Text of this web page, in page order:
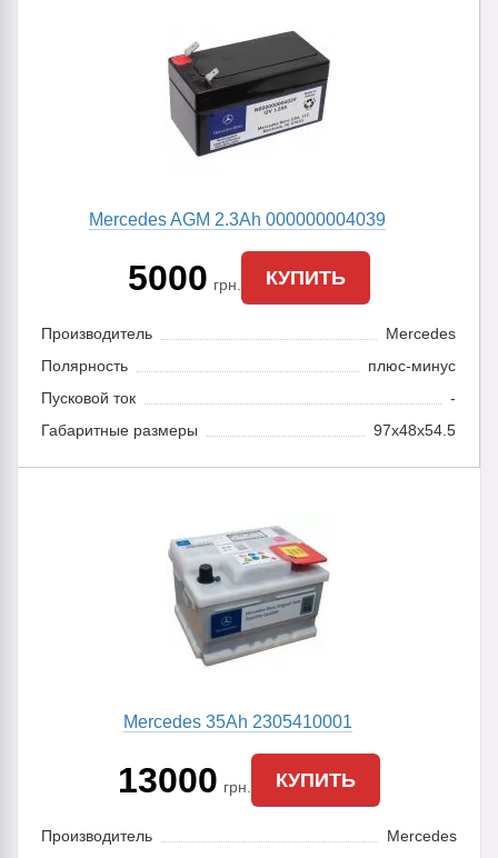
Mercedes AGM 2.3Ah 000000004039
5000 грн. КУПИТЬ
Производитель
Mercedes
Полярность
плюс-минус
Пусковой ток
-
Габаритные размеры
97x48x54.5
Mercedes 35Ah 2305410001
13000 грн. КУПИТЬ
Производитель
Mercedes